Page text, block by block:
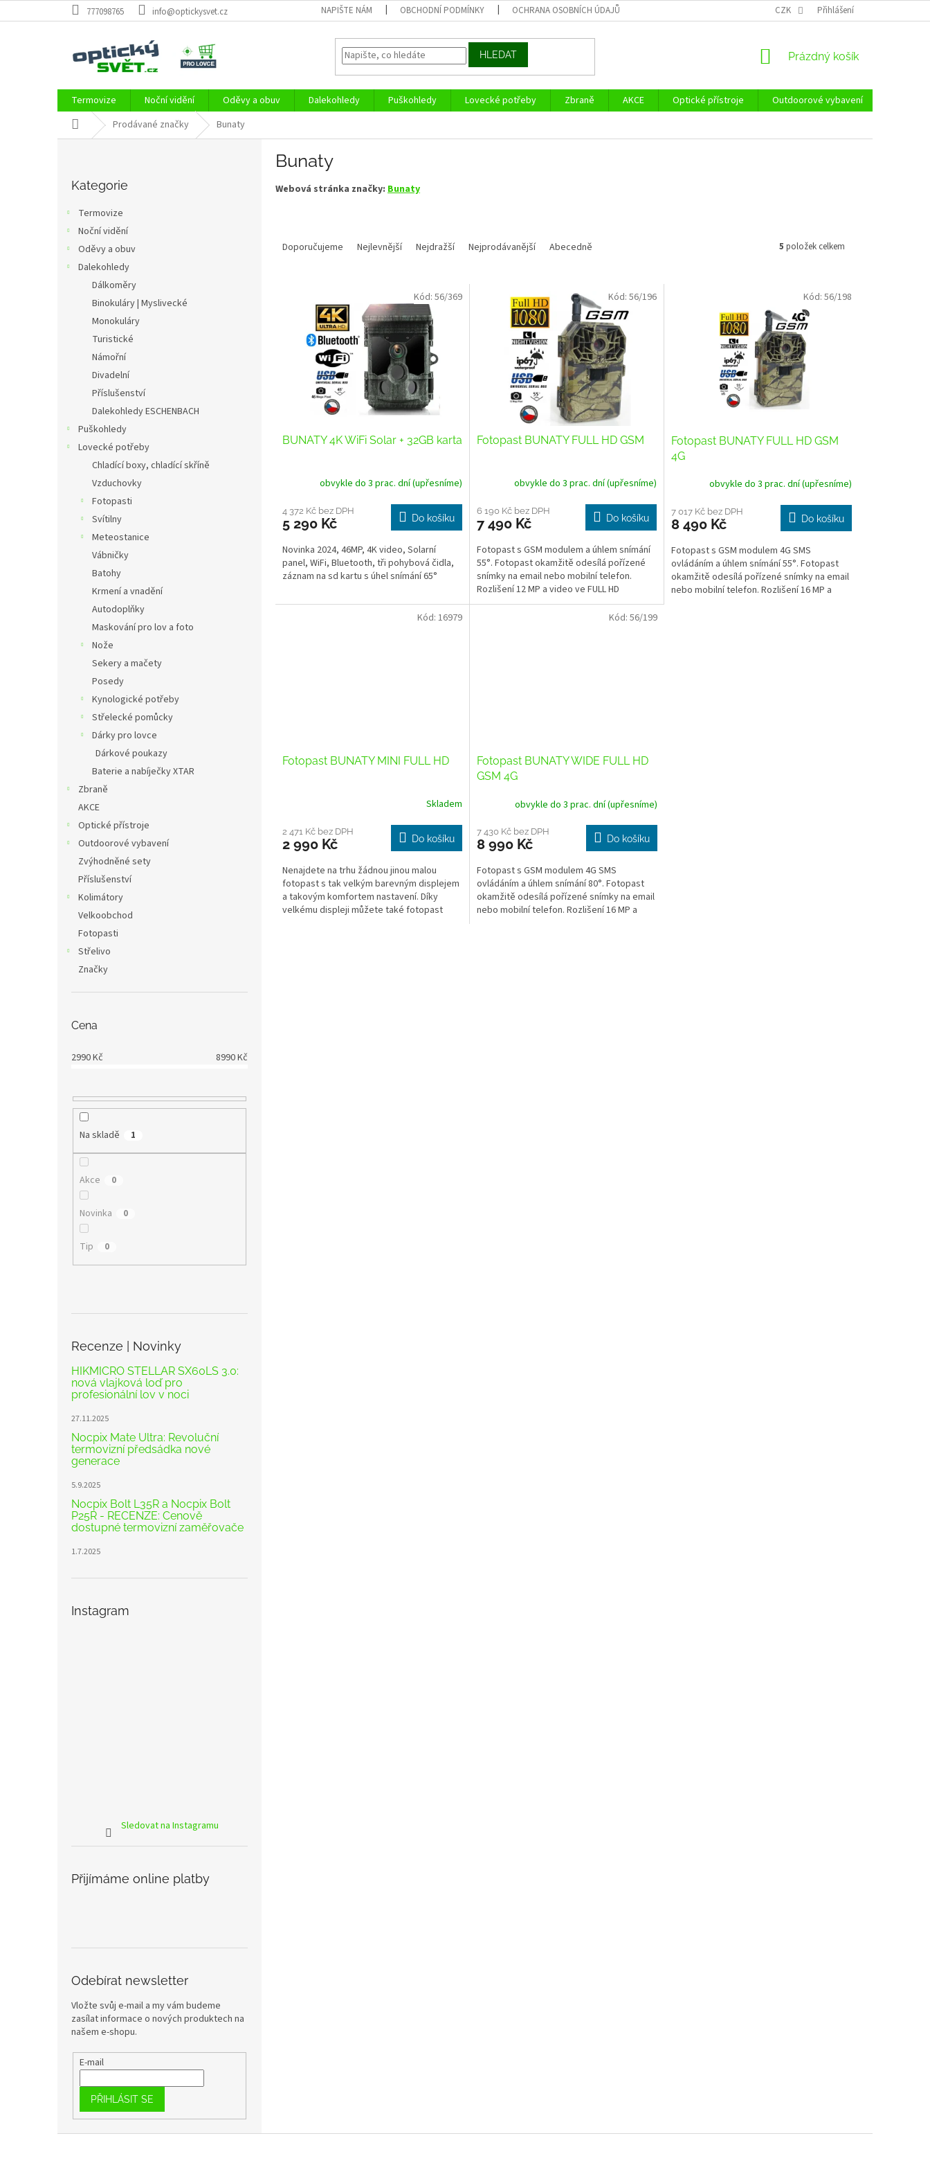
na
777098765 info@optickysvet.cz NAPIŠTE NÁM OBCHODNÍ PODMÍNKY OCHRANA OSOBNÍCH ÚDAJŮ ZÁSADY POUŽÍVÁNÍ SOUBORŮ COOKIES REKLAMAČNÍ ŘÁD -
CZK Přihlášení
HLEDAT
NÁKUPNÍ
Prázdný košík
Termovize Noční vidění Oděvy a obuv Dalekohledy Puškohledy Lovecké potřeby Zbraně AKCE Optické přístroje Outdoorové vybavení
Domů Prodávané značky Bunaty
kategorie
Kategorie
Termovize
Noční vidění
Oděvy a obuv
Dalekohledy
Dálkoměry
Binokuláry | Myslivecké
Monokuláry
Turistické
Námořní
Divadelní
Příslušenství
Dalekohledy ESCHENBACH
Puškohledy
Lovecké potřeby
Chladící boxy, chladící skříně
Vzduchovky
Fotopasti
Svítilny
Meteostanice
Vábničky
Batohy
Krmení a vnadění
Autodoplňky
Maskování pro lov a foto
Nože
Sekery a mačety
Posedy
Kynologické potřeby
Střelecké pomůcky
Dárky pro lovce
Dárkové poukazy
Baterie a nabíječky XTAR
Zbraně
AKCE
Optické přístroje
Outdoorové vybavení
Zvýhodněné sety
Příslušenství
Kolimátory
Velkoobchod
Fotopasti
Střelivo
Značky
Cena
2990Kč 8990Kč
Na skladě 1
Akce 0
Novinka 0
Tip 0
Recenze | Novinky
HIKMICRO STELLAR SX60LS 3.0:
nová vlajková loď pro
profesionální lov v noci
27.11.2025
Nocpix Mate Ultra: Revoluční
termovizní předsádka nové
generace
5.9.2025
Nocpix Bolt L35R a Nocpix Bolt
P25R - RECENZE: Cenově
dostupné termovizní zaměřovače
1.7.2025
Instagram
Sledovat na Instagramu
Přijímáme online platby
Odebírat newsletter
Vložte svůj e-mail a my vám budeme
zasílat informace o nových produktech na
našem e-shopu.
E-mail
PŘIHLÁSIT SE
Bunaty
Webová stránka značky: Bunaty
Doporučujeme Nejlevnější Nejdražší Nejprodávanější Abecedně 5 položek celkem
BUNATY 4K WiFi Solar + 32GB karta
obvykle do 3 prac. dní (upřesníme)
4 372 Kč bez DPH
5 290 Kč Do košíku
Novinka 2024, 46MP, 4K video, Solarní
panel, WiFi, Bluetooth, tři pohybová čidla,
záznam na sd kartu s úhel snímání 65°
Kód: 56/369
Fotopast BUNATY FULL HD GSM
obvykle do 3 prac. dní (upřesníme)
6 190 Kč bez DPH
7 490 Kč Do košíku
Fotopast s GSM modulem a úhlem snímání
55°. Fotopast okamžitě odesílá pořízené
snímky na email nebo mobilní telefon.
Rozlišení 12 MP a video ve FULL HD
kvalitě. Velký LCD...
Kód: 56/196
Fotopast BUNATY FULL HD GSM
4G
obvykle do 3 prac. dní (upřesníme)
7 017 Kč bez DPH
8 490 Kč Do košíku
Fotopast s GSM modulem 4G SMS
ovládáním a úhlem snímání 55°. Fotopast
okamžitě odesílá pořízené snímky na email
nebo mobilní telefon. Rozlišení 16 MP a
Kód: 56/198
Fotopast BUNATY MINI FULL HD
Skladem
2 471 Kč bez DPH
2 990 Kč Do košíku
Nenajdete na trhu žádnou jinou malou
fotopast s tak velkým barevným displejem
a takovým komfortem nastavení. Díky
velkému displeji můžete také fotopast
Kód: 16979
Fotopast BUNATY WIDE FULL HD
GSM 4G
obvykle do 3 prac. dní (upřesníme)
7 430 Kč bez DPH
8 990 Kč Do košíku
Fotopast s GSM modulem 4G SMS
ovládáním a úhlem snímání 80°. Fotopast
okamžitě odesílá pořízené snímky na email
nebo mobilní telefon. Rozlišení 16 MP a
Kód: 56/199